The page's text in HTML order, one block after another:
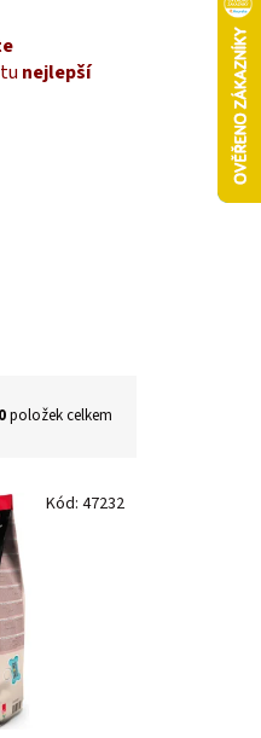
tu nejlepší
položek celkem
Kód: 47232